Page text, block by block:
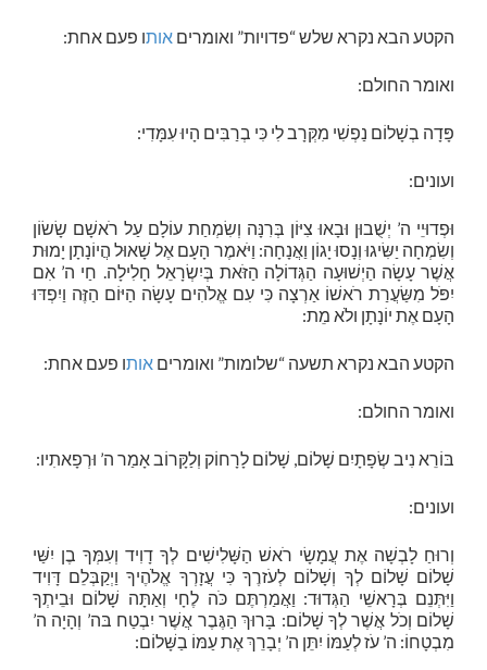
הקטע הבא נקרא שלש “פדויות” ואומרים אותו פעם אחת:
ואומר החולם:
פָּדָה בְשָׁלוֹם נַפְשִׁי מִקְּרָב לִי כִּי בְרַבִּים הָיוּ עִמָּדִי:
ועונים:
וּפְדוּיֵי ה’ יְשֻׁבוּן וּבָאוּ צִיּוֹן בְּרִנָּה וְשִׂמְחַת עוֹלָם עַל רֹאשָׁם שָׂשׂוֹן
וְשִׂמְחָה יַשִּׂיגוּ וְנָסוּ יָגוֹן וַאֲנָחָה: וַיֹּאמֶר הָעָם אֶל שָׁאוּל הֲיוֹנָתָן יָמוּת
אֲשֶׁר עָשָׂה הַיְשׁוּעָה הַגְּדוֹלָה הַזֹּאת בְּיִשְׂרָאֵל חָלִילָה. חַי ה’ אִם
יִפֹּל מִשַּׂעֲרַת רֹאשׁוֹ אַרְצָה כִּי עִם אֱלֹהִים עָשָׂה הַיּוֹם הַזֶּה וַיִפְדּוּ
הָעָם אֶת יוֹנָתָן ולֹא מֵת:
הקטע הבא נקרא תשעה “שלומות” ואומרים אותו פעם אחת:
ואומר החולם:
בּוֹרֵא נִיב שְׂפָתָיִם שָׁלוֹם, שָׁלוֹם לָרָחוֹק וְלַקָּרוֹב אָמַר ה’ וּרְפָאתִיו:
ועונים:
וְרוּחַ לָבְשָׁה אֶת עֲמָשָׂי רֹאשׁ הַשָּׁלִישִׁים לְךָ דָוִיד וְעִמְּךָ בֶן יִשַּׁי
שָׁלוֹם שָׁלוֹם לְךָ וְשָׁלוֹם לְעֹזרֶךָ כִּי עֲזָרְךָ אֱלֹהֶיךָ וַיְקַבְּלֵם דָּוִיד
וַיִּתְּנֵם בְּרָאשֵׁי הַגְּדוּד: וַאֲמַרְתֶּם כֹּה לֶחָי וְאַתָּה שָׁלוֹם וּבֵיתְךָ
שָׁלוֹם וְכֹל אֲשֶׁר לְךָ שָׁלוֹם: בָּרוּךְ הַגֶּבֶר אֲשֶׁר יִבְטַח בּה’ וְהָיָה ה’
מִבְטָחוֹ: ה’ עֹז לְעַמּוֹ יִתֵּן ה’ יְבָרֵךְ אֶת עַמּוֹ בַשָּׁלוֹם: